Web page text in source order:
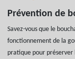
Prévention de
Savez-vous que le
fonctionnement de la
pratique pour